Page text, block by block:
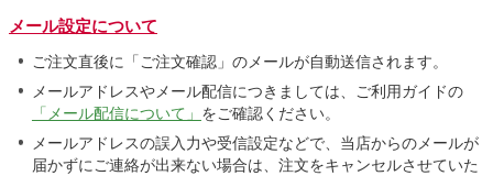
メール設定について
ご注文直後に「ご注文確認」のメールが自動送信されます。
メールアドレスやメール配信につきましては、ご利用ガイドの
「メール配信について」 をご確認ください。
メールアドレスの誤入力や受信設定などで、当店からのメールが
届かずにご連絡が出来ない場合は、注文をキャンセルさせていた